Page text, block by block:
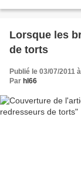
Lorsque les
de torts
Publié le 03/07/2011
Par hl66